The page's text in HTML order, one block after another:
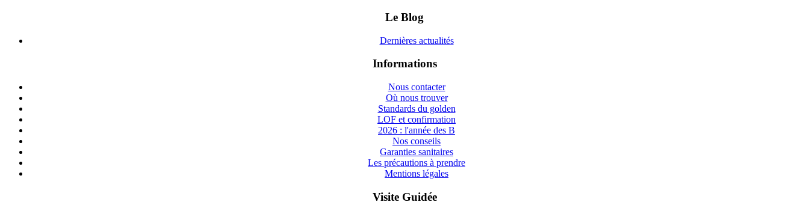
Le Blog
Dernières actualités
Informations
Nous contacter
Où nous trouver
Standards du golden
LOF et confirmation
2026 : l'année des B
Nos conseils
Garanties sanitaires
Les précautions à prendre
Mentions légales
Visite Guidée